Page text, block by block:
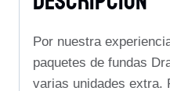
Por nuestra
paquetes de fundas
varias unidades extra.